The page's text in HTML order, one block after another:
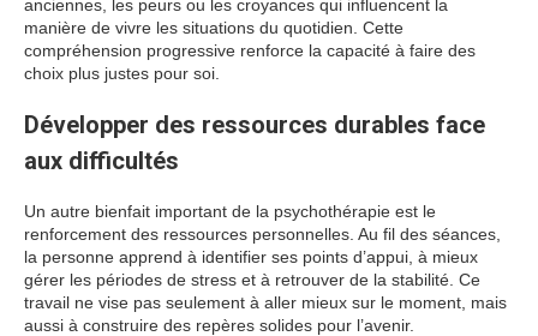
anciennes, les peurs ou les croyances qui influencent la
manière de vivre les situations du quotidien. Cette
compréhension progressive renforce la capacité à faire des
choix plus justes pour soi.
Développer des ressources durables face
aux difficultés
Un autre bienfait important de la psychothérapie est le
renforcement des ressources personnelles. Au fil des séances,
la personne apprend à identifier ses points d’appui, à mieux
gérer les périodes de stress et à retrouver de la stabilité. Ce
travail ne vise pas seulement à aller mieux sur le moment, mais
aussi à construire des repères solides pour l’avenir.